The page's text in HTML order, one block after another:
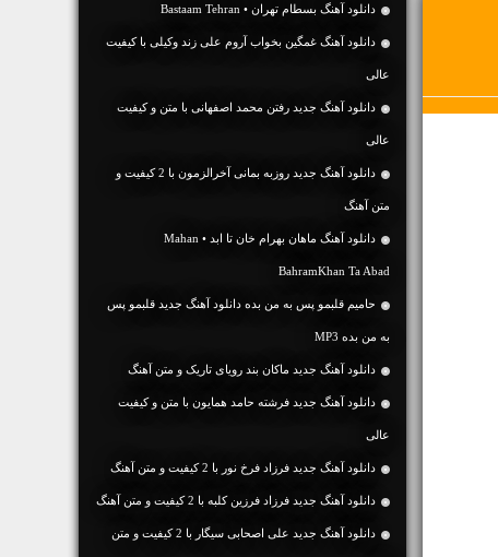
دانلود آهنگ بسطام تهران • Bastaam Tehran
دانلود آهنگ غمگین بخواب آروم علی زند وکیلی با کیفیت
عالی
دانلود آهنگ جديد رفتن محمد اصفهانی با متن و کیفیت
عالی
دانلود آهنگ جديد روزبه بمانی آخرالزمون با 2 کیفیت و
متن آهنگ
دانلود آهنگ ماهان بهرام خان تا ابد • Mahan
BahramKhan Ta Abad
حامیم قلبمو پس به من بده دانلود آهنگ جدید قلبمو پس
به من بده MP3
دانلود آهنگ جديد ماکان بند رویای تاریک و متن آهنگ
دانلود آهنگ جديد فرشته حامد همایون با متن و کیفیت
عالی
دانلود آهنگ جديد فرزاد فرخ نور با 2 کیفیت و متن آهنگ
دانلود آهنگ جديد فرزاد فرزین کلبه با 2 کیفیت و متن آهنگ
دانلود آهنگ جديد علی اصحابی سیگار با 2 کیفیت و متن